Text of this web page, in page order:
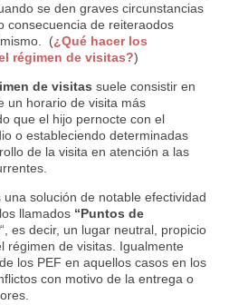
se den graves circunstancias
consecuencia de reiteraodos
(¿Qué hacer los
régimen de visitas?)
de visitas suele consistir en
un horario de visita más
que el hijo pernocte con el
o estableciendo determinadas
de la visita en atención a las
una solución de notable efectividad
llamados“Puntos de
“, es decir, un lugar neutral, propicio
régimen de visitas. Igualmente
los PEF en aquellos casos en los
con motivo de la entrega o